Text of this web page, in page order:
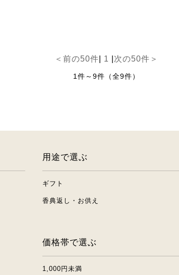
＜前の50件 1 次の50件＞
1件～9件（全9件）
用途で選ぶ
ギフト
香典返し・お供え
価格帯で選ぶ
1,000円未満